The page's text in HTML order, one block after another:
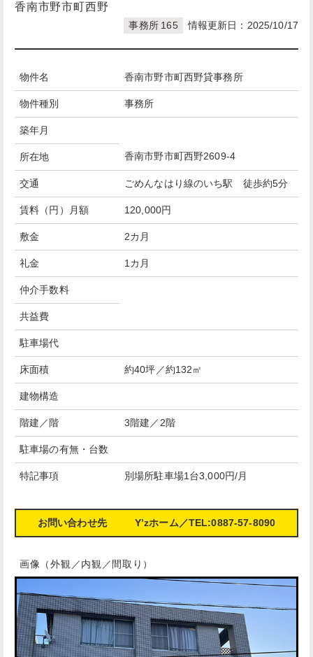
香南市野市町西野
事務所 165 情報更新日：2025/10/17
物件名 香南市野市町西野貸事務所
物件種別 事務所
築年月
所在地 香南市野市町西野2609-4
交通 ごめんなはり線のいち駅 徒歩約5分
賃料（円）月額 120,000円
敷金 2カ月
礼金 1カ月
仲介手数料
共益費
駐車場代
床面積 約40坪／約132㎡
建物構造
階建／階 3階建／2階
駐車場の有無・台数
特記事項 別場所駐車場1台3,000円/月
お問い合わせ先 Y’zホーム／TEL:0887-57-8090
画像（外観／内観／間取り）